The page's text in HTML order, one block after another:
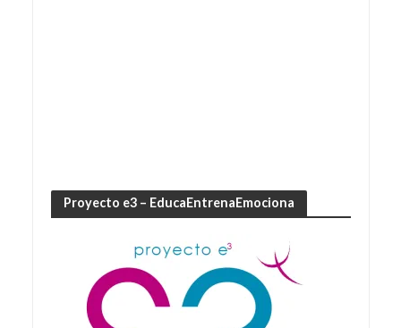
Proyecto e3 – EducaEntrenaEmociona